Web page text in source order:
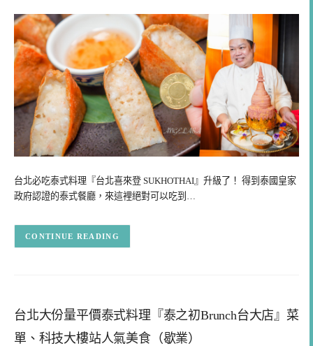
台北必吃泰式料理『台北喜來登 SUKHOTHAI』升級了！ 得到泰國皇家
政府認證的泰式餐廳，來這裡絕對可以吃到…
CONTINUE READING
台北大份量平價泰式料理『泰之初Brunch台大店』菜
單、科技大樓站人氣美食（歇業）